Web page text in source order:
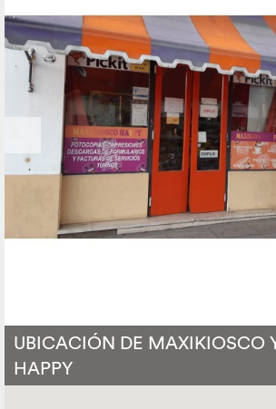
UBICACIÓN DE MAXIKIOSCO
HAPPY